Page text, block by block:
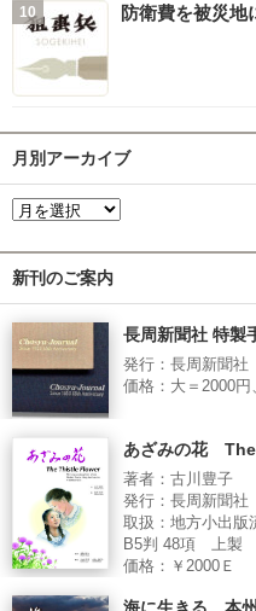
防衛費を被災地
月別アーカイブ
新刊のご案内
長周新聞社 特製
発行：長周新聞社
価格：大＝2000円
あざみの花
著者：古川豊子
発行：長周新聞社
取扱：地方小出版
B5判 48項 上製
価格：￥2000Ｅ